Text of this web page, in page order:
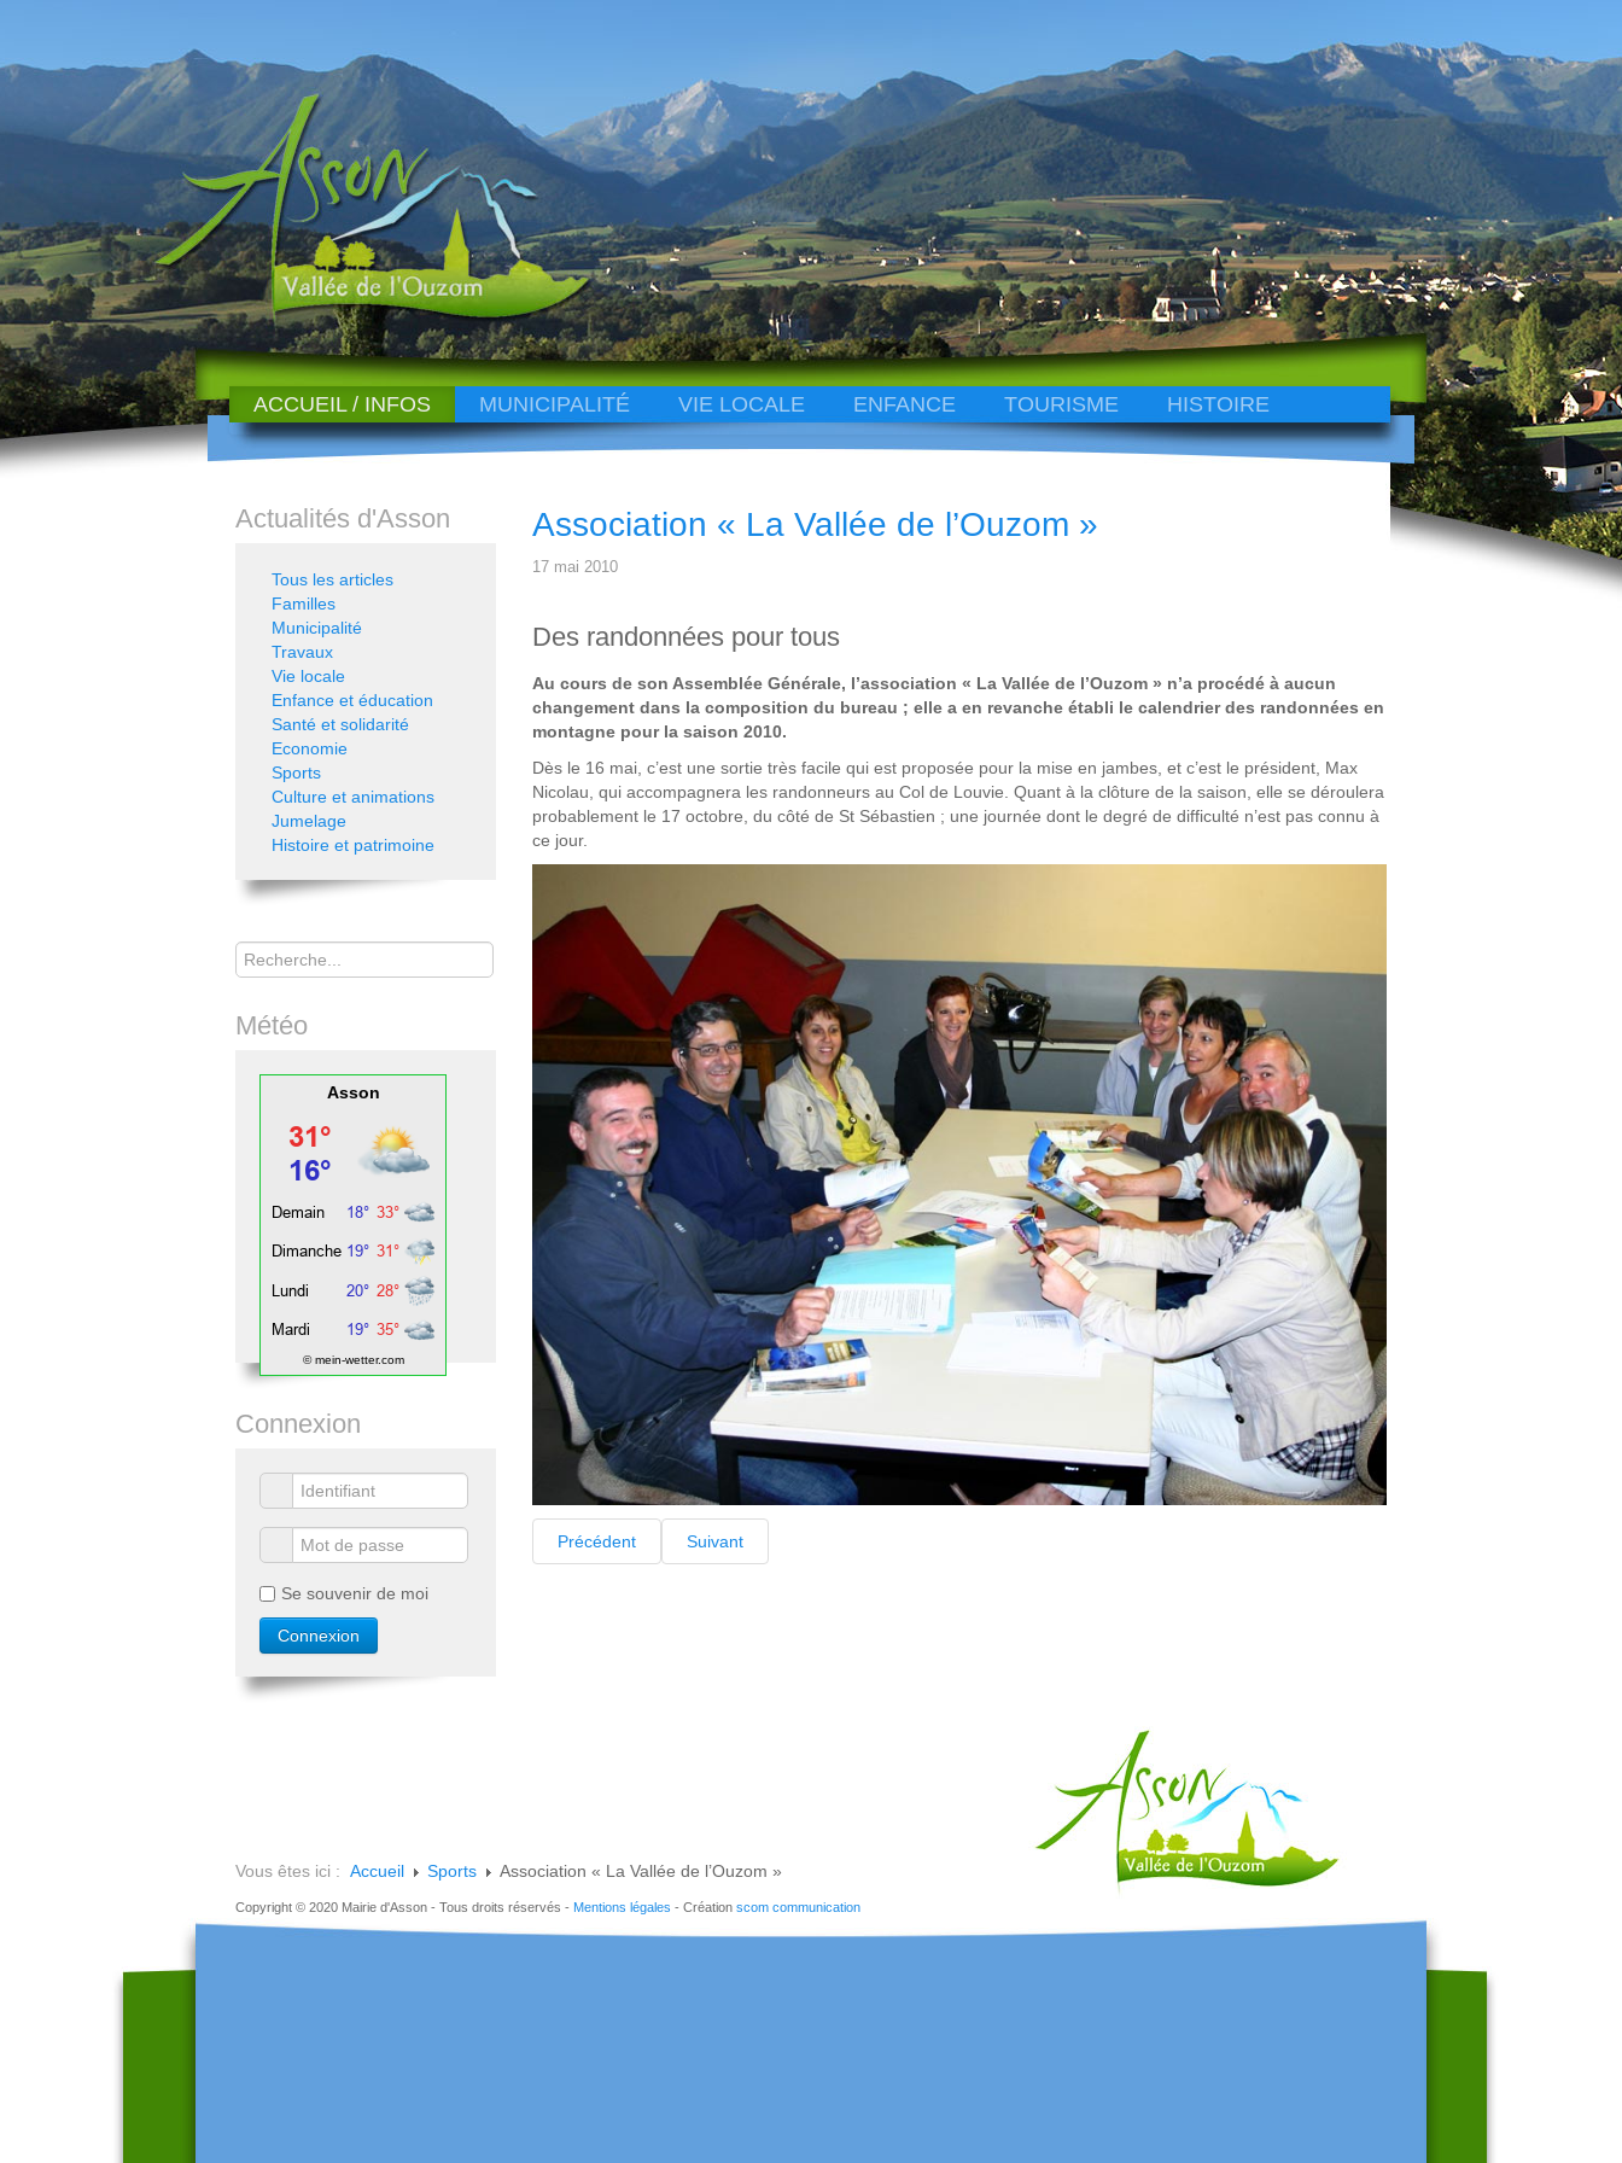
ACCUEIL / INFOS MUNICIPALITÉ VIE LOCALE ENFANCE TOURISME HISTOIRE
Association « La Vallée de l’Ouzom »
17 mai 2010
Des randonnées pour tous
Au cours de son Assemblée Générale, l’association « La Vallée de l’Ouzom » n’a procédé à aucun
changement dans la composition du bureau ; elle a en revanche établi le calendrier des randonnées en
montagne pour la saison 2010.
Dès le 16 mai, c’est une sortie très facile qui est proposée pour la mise en jambes, et c’est le président, Max
Nicolau, qui accompagnera les randonneurs au Col de Louvie. Quant à la clôture de la saison, elle se déroulera
probablement le 17 octobre, du côté de St Sébastien ; une journée dont le degré de difficulté n’est pas connu à
ce jour.
Précédent Suivant
Actualités d'Asson
Tous les articles
Familles
Municipalité
Travaux
Vie locale
Enfance et éducation
Santé et solidarité
Economie
Sports
Culture et animations
Jumelage
Histoire et patrimoine
Rechercher
Météo
Asson
© mein-wetter.com
Connexion
Se souvenir de moi
Vous êtes ici : Accueil Sports Association « La Vallée de l’Ouzom »
Copyright © 2020 Mairie d'Asson - Tous droits réservés - Mentions légales - Création scom communication